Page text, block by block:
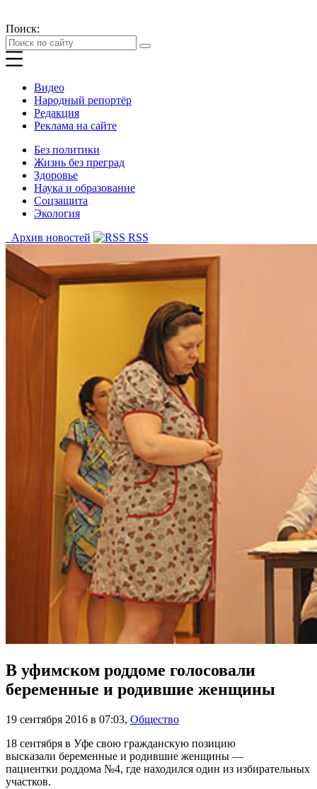
Поиск:
Видео
Народный репортёр
Редакция
Реклама на сайте
Без политики
Жизнь без преград
Здоровье
Наука и образование
Соцзащита
Экология
Архив новостей
RSS
В уфимском роддоме голосовали
беременные и родившие женщины
19 сентября 2016 в 07:03, Общество
18 сентября в Уфе свою гражданскую позицию
высказали беременные и родившие женщины —
пациентки роддома №4, где находился один из избирательных
участков.